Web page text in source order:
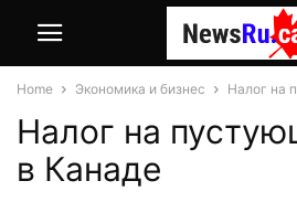
Home Экономика и бизнес Налог на
Налог на
в Канаде